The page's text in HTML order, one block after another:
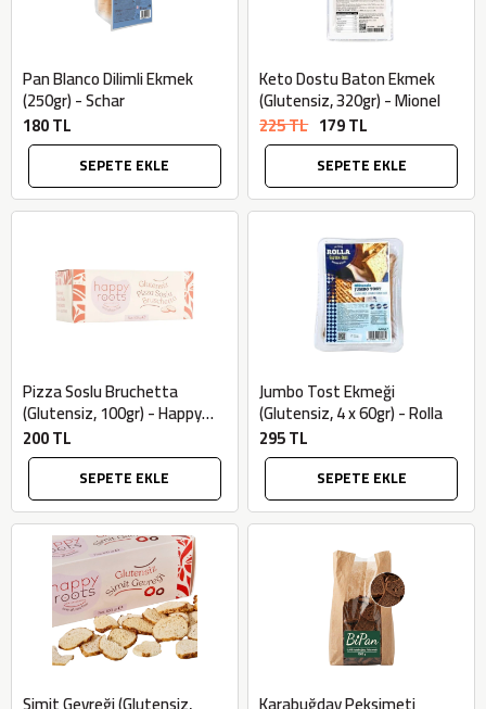
Pan Blanco Dilimli Ekmek
(250gr) - Schar
180 TL
SEPETE EKLE
Keto Dostu Baton Ekmek
(Glutensiz, 320gr) - Mionel
225 TL 179 TL
SEPETE EKLE
Pizza Soslu Bruchetta
(Glutensiz, 100gr) - Happy
Roots
200 TL
SEPETE EKLE
Jumbo Tost Ekmeği
(Glutensiz, 4 x 60gr) - Rolla
295 TL
SEPETE EKLE